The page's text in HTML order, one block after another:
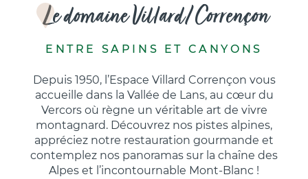
Le domaine Villard/Corrençon
ENTRE SAPINS ET CANYONS
Depuis 1950, l’Espace Villard Corrençon vous
accueille dans la Vallée de Lans, au cœur du
Vercors où règne un véritable art de vivre
montagnard. Découvrez nos pistes alpines,
appréciez notre restauration gourmande et
contemplez nos panoramas sur la chaîne des
Alpes et l’incontournable Mont-Blanc !